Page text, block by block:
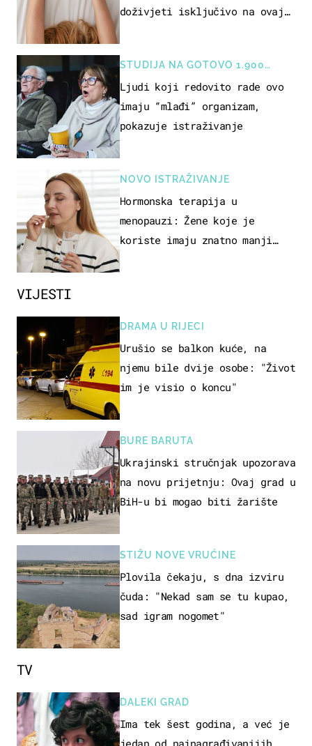
VIJESTI
DRAMA U RIJECI
Urušio se balkon kuće, na
njemu bile dvije osobe: "Život
im je visio o koncu"
BURE BARUTA
Ukrajinski stručnjak upozorava
na novu prijetnju: Ovaj grad u
BiH-u bi mogao biti žarište
STIŽU NOVE VRUĆINE
Plovila čekaju, s dna izviru
čuda: "Nekad sam se tu kupao,
sad igram nogomet"
doživjeti isključivo na ovaj
STUDIJA NA GOTOVO 1.900
OSOBA
Ljudi koji redovito rade ovo
imaju “mlađi” organizam,
pokazuje istraživanje
NOVO ISTRAŽIVANJE
Hormonska terapija u
menopauzi: Žene koje je
koriste imaju znatno manji
TV
DALEKI GRAD
Ima tek šest godina, a već je